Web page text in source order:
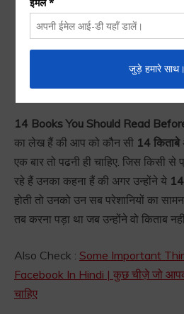
Read Before
Hindi
14 Books You Should Read
का लेख हैं की आप को कौन सी 14 किताबे
एक बार तो पढनी ही चाहिए. जिस किसी
रहे हैं उनका कहना हैं की अगर उन्होंने ये
होती तो उनको उन सब परेशानियों का
तब करना पड़ा था जब उन्होंने वो किताब
Also Check : Some Important
Facebook In Hindi | कुछ चीज़े जो
चाहिए